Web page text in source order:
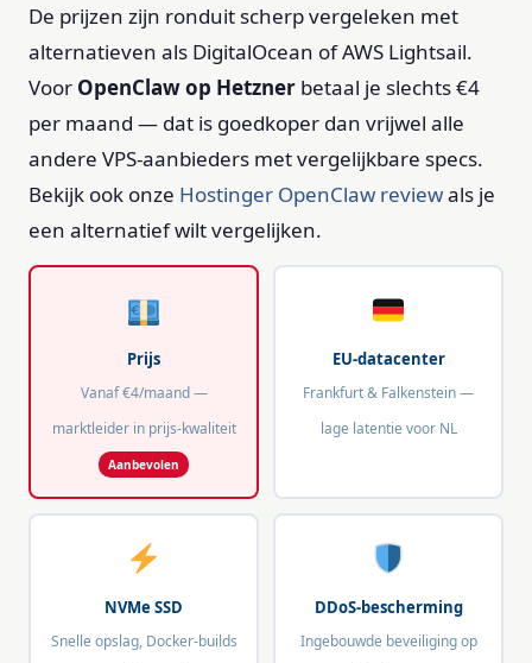
De prijzen zijn ronduit scherp vergeleken met
alternatieven als DigitalOcean of AWS Lightsail.
Voor OpenClaw op Hetzner betaal je slechts €4
per maand — dat is goedkoper dan vrijwel alle
andere VPS-aanbieders met vergelijkbare specs.
Bekijk ook onze Hostinger OpenClaw reviewals je
een alternatief wilt vergelijken.
Prijs
Vanaf €4/maand —
marktleider in prijs-kwaliteit
EU-datacenter
Frankfurt & Falkenstein —
lage latentie voor NL
NVMe SSD
Snelle opslag, Docker-builds
DDoS-bescherming
Ingebouwde beveiliging op